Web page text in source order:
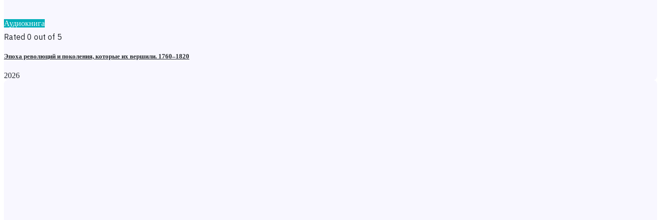
Аудиокнига
Rated 0 out of 5
Эпоха революций и поколения, которые их вершили. 1760–1820
2026